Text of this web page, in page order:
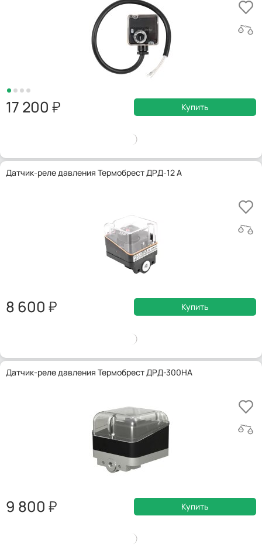
17 200 Купить
Датчик-реле давления Термобрест ДРД-12 А
8 600 Купить
Датчик-реле давления Термобрест ДРД-300НА
9 800 Купить